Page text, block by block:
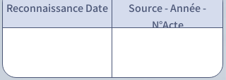
Reconnaissance Date
Source - Année -
N°Acte